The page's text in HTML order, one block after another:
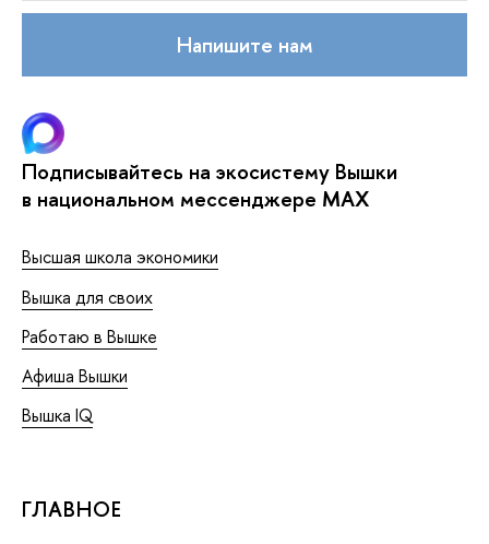
Напишите нам
Подписывайтесь на экосистему Вышки
в национальном мессенджере MAX
Высшая школа экономики
Вышка для своих
Работаю в Вышке
Афиша Вышки
Вышка IQ
ГЛАВНОЕ